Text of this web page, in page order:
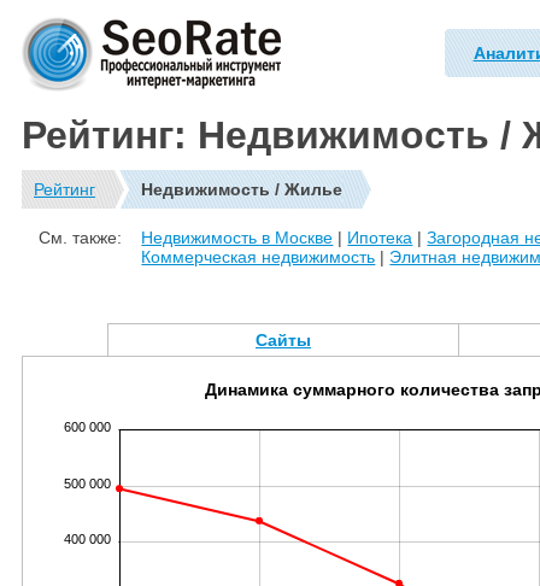
Рейтинг: Недвижимость /
Рейтинг Недвижимость / Жилье
См. также: Недвижимость в Москве | Ипотека |Загородная
Коммерческая недвижимость | Элитная
Сайты
400 000
500 000
600 000
Динамика суммарного количества